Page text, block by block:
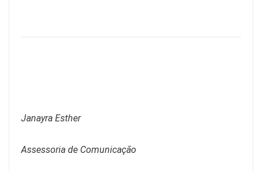
Janayra Esther
Assessoria de Comunicação